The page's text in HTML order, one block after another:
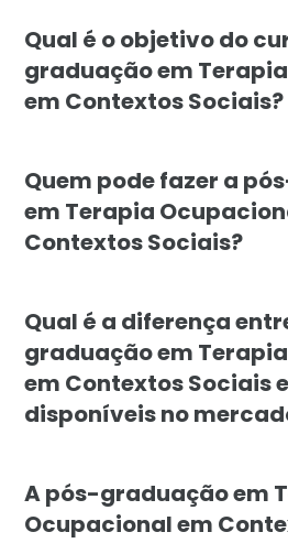
Qual é o objetivo do
graduação em
em Contextos Sociais?
Quem pode fazer a
em Terapia
Contextos Sociais?
Qual é a diferença
graduação em
em Contextos Sociais
disponíveis no
A pós-graduação em
Ocupacional em